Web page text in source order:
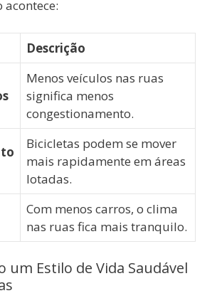
acontece:
Descrição
Menos veículos nas ruas
significa menos
congestionamento.
Bicicletas podem se mover
mais rapidamente em áreas
lotadas.
Com menos carros, o clima
nas ruas fica mais tranquilo.
um Estilo de Vida Saudável